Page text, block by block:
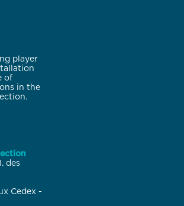
player
of
in the
des
Cedex -